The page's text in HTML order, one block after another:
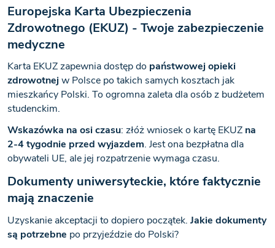
Europejska Karta Ubezpieczenia
Zdrowotnego (EKUZ) - Twoje zabezpieczenie
medyczne
Karta EKUZ zapewnia dostęp do państwowej opieki
zdrowotnejw Polsce po takich samych kosztach jak
mieszkańcy Polski. To ogromna zaleta dla osób z budżetem
studenckim.
Wskazówka na osi czasu: złóż wniosek o kartę EKUZ na
2-4 tygodnie przed wyjazdem. Jest ona bezpłatna dla
obywateli UE, ale jej rozpatrzenie wymaga czasu.
Dokumenty uniwersyteckie, które faktycznie
mają znaczenie
Uzyskanie akceptacji to dopiero początek. Jakie dokumenty
są potrzebne po przyjeździe do Polski?